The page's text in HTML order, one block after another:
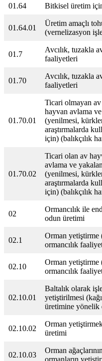
01.64 Bitkisel üretim
01.64.01
Üretim amaçlı
(vernelizasyon
01.7
Avcılık, tuzakla
faaliyetleri
01.70
Avcılık, tuzakla
faaliyetleri
01.70.01
Ticari olmayan
hayvan avlama
(yenilmesi,
araştırmalarda
için) (balıkçılık
01.70.02
Ticari olan av
avlama ve
(yenilmesi,
araştırmalarda
için) (balıkçılık
02
Ormancılık ile
odun üretimi
02.1
Orman
ormancılık
02.10
Orman
ormancılık
02.10.01
Baltalık olarak
yetiştirilmesi
üretimine yönelik
02.10.02
Orman
üretimi
02.10.03
Orman
ormanların